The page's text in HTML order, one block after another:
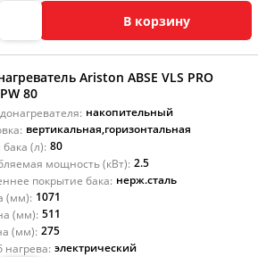
В корзину
Ariston ABSE VLS PRO
80
накопительный
вертикальная,горизонтальная
(л): 80
мощность (кВт): 2.5
покрытие бака: нерж.сталь
(мм): 1071
(мм): 511
(мм): 275
нагрева: электрический